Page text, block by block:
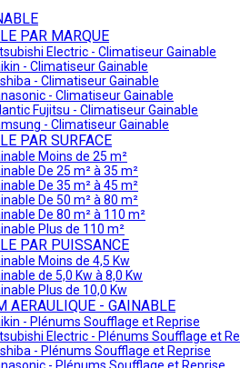
PAR MARQUE
Electric - Climatiseur Gainable
- Climatiseur Gainable
- Climatiseur Gainable
- Climatiseur Gainable
Fujitsu - Climatiseur Gainable
- Climatiseur Gainable
PAR SURFACE
Moins de 25 m²
De 25 m² à 35 m²
De 35 m² à 45 m²
De 50 m² à 80 m²
De 80 m² à 110 m²
Plus de 110 m²
PAR PUISSANCE
Moins de 4,5 Kw
de 5,0 Kw à 8,0 Kw
Plus de 10,0 Kw
AERAULIQUE - GAINABLE
- Plénums Soufflage et Reprise
Electric - Plénums Soufflage et
- Plénums Soufflage et Reprise